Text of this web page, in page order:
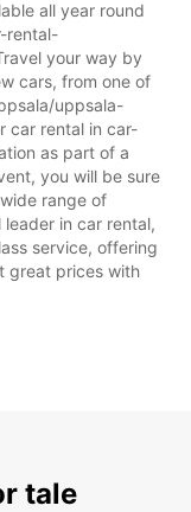
all year round
rental-
your way by
cars, from one of
uppsala-
car rental in car-
as part of a
you will be sure
range of
in car rental,
service, offering
great prices with
tale